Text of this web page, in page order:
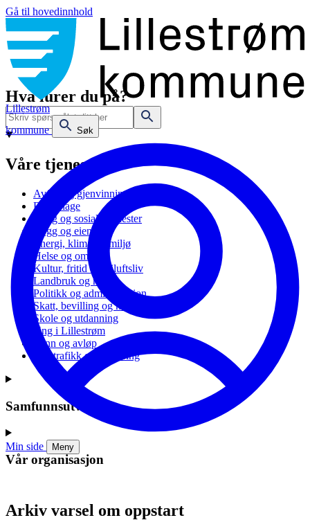
Gå til hovedinnhold
Lillestrøm
kommune
Søk
Min side Meny
Hva lurer du på?
Våre tjenester
Avfall og gjenvinning
Barnehage
Bolig og sosiale tjenester
Bygg og eiendom
Energi, klima og miljø
Helse og omsorg
Kultur, fritid og friluftsliv
Landbruk og natur
Politikk og administrasjon
Skatt, bevilling og næring
Skole og utdanning
Ung i Lillestrøm
Vann og avløp
Vei, trafikk og parkering
Samfunnsutvikling
Vår organisasjon
Arkiv varsel om oppstart